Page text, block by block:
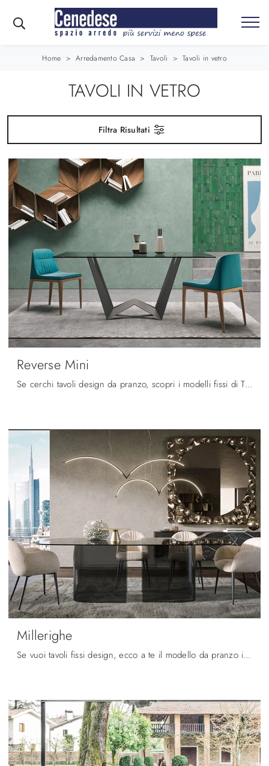
Home > Arredamento Casa > Tavoli > Tavoli in vetro
TAVOLI IN VETRO
Filtra Risultati
Reverse Mini
Se cerchi tavoli design da pranzo, scopri i modelli fissi di Tonin Casa: clicca e scopri il modello Reverse Mini in vetro.
Millerighe
Se vuoi tavoli fissi design, ecco a te il modello da pranzo in vetro Millerighe del brand Tonin Casa.